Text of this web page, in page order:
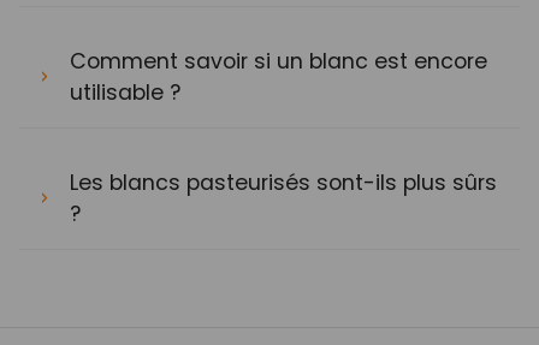
Comment savoir si un blanc est encore
utilisable ?
Les blancs pasteurisés sont-ils plus sûrs
?